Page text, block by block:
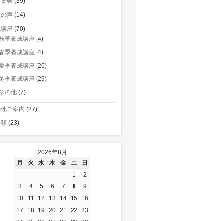
声 (14)
座 (70)
季養成講座 (4)
季養成講座 (4)
夏季養成講座 (26)
季養成講座 (29)
その他 (7)
ご案内 (27)
(23)
2026年8月
月
火 水 木 金 土
日
1
2
3
4 5 6 7 8
9
10
11 12 13 14 15
16
17
18 19 20 21 22
23